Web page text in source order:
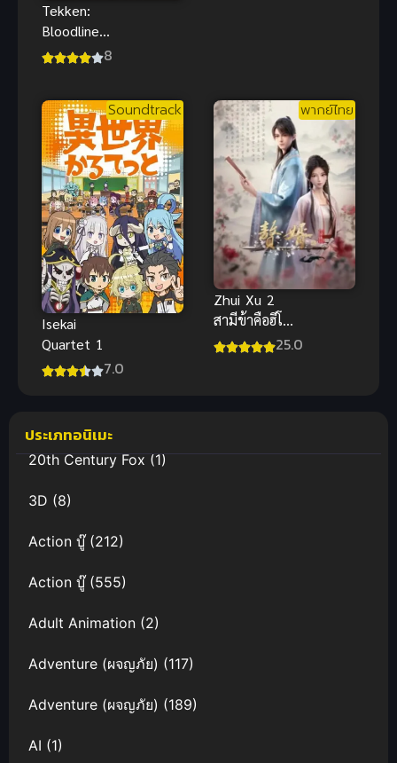
Tekken:
Bloodline
(2022) เทค
8
Soundtrack
Isekai
Quartet 1
7.0
พากย์ไทย
Zhui Xu 2
สามีข้าคือฮีโร่
ภาค 2 ซับไทย
25.0
ประเภทอนิเมะ
20th Century Fox(1)
3D (8)
Action บู๊(212)
Action บู๊(555)
Adult Animation (2)
Adventure (ผจญภัย) (117)
Adventure (ผจญภัย) (189)
AI (1)